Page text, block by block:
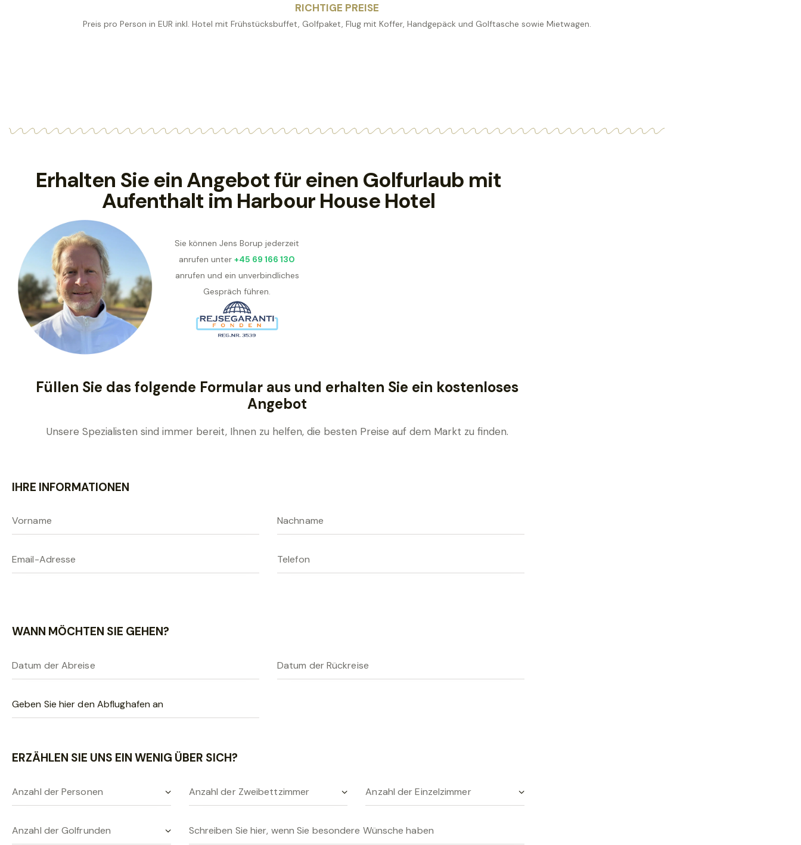
RICHTIGE PREISE
Preis pro Person in EUR inkl. Hotel mit Frühstücksbuffet, Golfpaket, Flug mit Koffer, Handgepäck und Golftasche sowie Mietwagen.
Erhalten Sie ein Angebot für einen Golfurlaub mit
Aufenthalt im Harbour House Hotel
Sie können Jens Borup jederzeit
anrufen unter +45 69 166 130
anrufen und ein unverbindliches
Gespräch führen.
Füllen Sie das folgende Formular aus und erhalten Sie ein kostenloses
Angebot
Unsere Spezialisten sind immer bereit, Ihnen zu helfen, die besten Preise auf dem Markt zu finden.
i
t
a
n
i
i
e
F
e
d
IHRE INFORMATIONEN
WANN MÖCHTEN SIE GEHEN?
ERZÄHLEN SIE UNS EIN WENIG ÜBER SICH?